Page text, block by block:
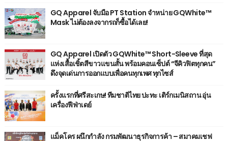
GQ Apparel จับมือ PT Station จำหน่าย GQWhite™
Mask ไม่ต้องลงจากรถก็ซื้อได้เลย!
GQ Apparel เปิดตัว GQWhite™ Short-Sleeve ที่สุด
แห่งเสื้อเชิ้ตสีขาวแขนสั้น พร้อมคอนเซ็ปต์ “จีคิวฟิตทุกคน”
ดึงจุดเด่นการออกแบบเพื่อคนทุกเพศ ทุกไซส์
ครั้งแรกที่ศรีสะเกษ! ทีมชาติไทย ปะทะ เติร์กเมนิสถาน อุ่น
เครื่องฟีฟ่าเดย์
แม็คโคร ผนึกกำลัง กรมพัฒนาธุรกิจการค้า – สมาคมเชฟ